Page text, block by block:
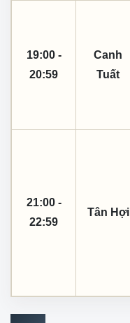
19:00 -
20:59
Canh
Tuất
21:00 -
22:59
Tân Hợi